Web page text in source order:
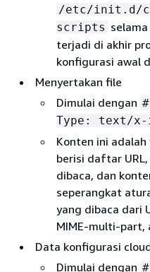
/etc/init.d/
scripts
terjadi di akhir
konfigurasi awal
Menyertakan file
Dimulai dengan
Type: text/
Konten ini
berisi daftar
dibaca, dan
seperangkat
yang dibaca dari
MIME-multi-part,
Data konfigurasi
Dimulai dengan